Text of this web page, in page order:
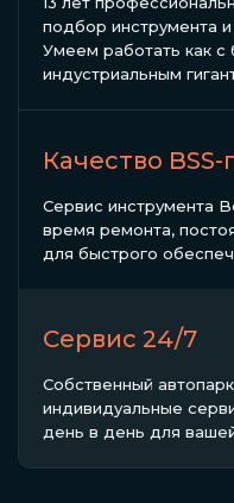
подбор инструмента
Умеем работать как с
индустриальным
Качество
Сервис инструмента
время ремонта,
для быстрого
Сервис 24/7
Собственный
индивидуальные
день в день для